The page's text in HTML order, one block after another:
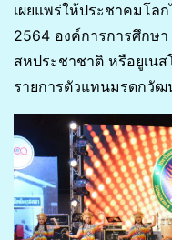
เผยแพร่ให้ประชาคมโล
2564 องค์การการศึกษ
สหประชาชาติ หรือยูเนส
รายการตัวแทนมรดกวั